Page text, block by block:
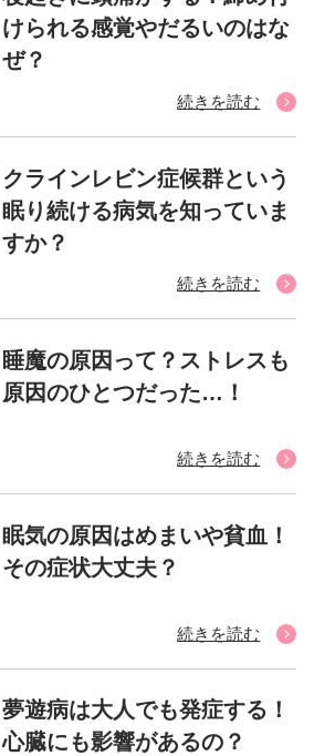
けられる感覚やだるいのはな
ぜ？
続きを読む
クラインレビン症候群という
眠り続ける病気を知っていま
すか？
続きを読む
睡魔の原因って？ストレスも
原因のひとつだった…！
続きを読む
眠気の原因はめまいや貧血！
その症状大丈夫？
続きを読む
夢遊病は大人でも発症する！
心臓にも影響があるの？